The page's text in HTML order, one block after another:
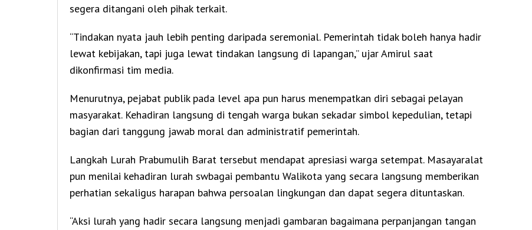
segera ditangani oleh pihak terkait.
“Tindakan nyata jauh lebih penting daripada seremonial. Pemerintah tidak boleh hanya hadir
lewat kebijakan, tapi juga lewat tindakan langsung di lapangan,” ujar Amirul saat
dikonfirmasi tim media.
Menurutnya, pejabat publik pada level apa pun harus menempatkan diri sebagai pelayan
masyarakat. Kehadiran langsung di tengah warga bukan sekadar simbol kepedulian, tetapi
bagian dari tanggung jawab moral dan administratif pemerintah.
Langkah Lurah Prabumulih Barat tersebut mendapat apresiasi warga setempat. Masayaralat
pun menilai kehadiran lurah swbagai pembantu Walikota yang secara langsung memberikan
perhatian sekaligus harapan bahwa persoalan lingkungan dan dapat segera dituntaskan.
“Aksi lurah yang hadir secara langsung menjadi gambaran bagaimana perpanjangan tangan